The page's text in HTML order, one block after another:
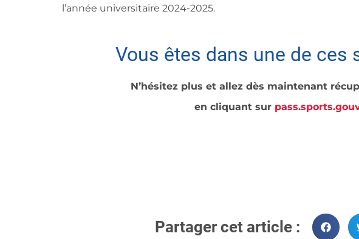
l’année universitaire 2024-2025.
Vous êtes dans une de ces
N’hésitez plus et allez dès maintenant
en cliquant sur
Partager cet article :